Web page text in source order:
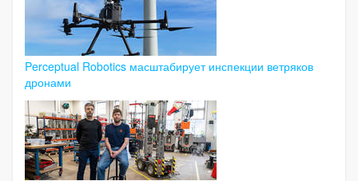
Perceptual Robotics масштабирует инспекции ветряков
дронами